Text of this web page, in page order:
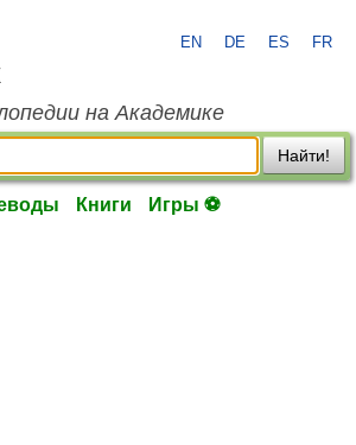
EN DE ES FR
на Академике
Найти!
Книги Игры ⚽